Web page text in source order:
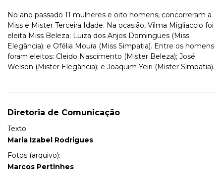
No ano passado 11 mulheres e oito homens, concorreram a
Miss e Mister Terceira Idade. Na ocasião, Vilma Migliaccio foi
eleita Miss Beleza; Luiza dos Anjos Domingues (Miss
Elegância); e Ofélia Moura (Miss Simpatia). Entre os homens
foram eleitos: Cleido Nascimento (Mister Beleza); José
Welson (Mister Elegância); e Joaquim Yeiri (Mister Simpatia).
Diretoria de Comunicação
Texto:
Maria Izabel Rodrigues
Fotos (arquivo):
Marcos Pertinhes